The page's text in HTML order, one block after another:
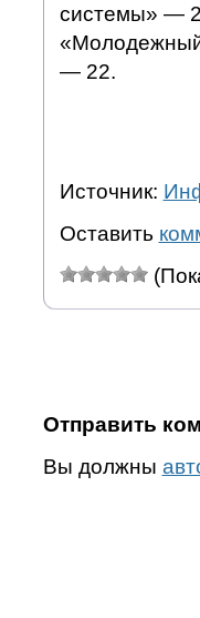
системы» —
«Молодежный
— 22.
Источник:
Оставить
Отправить
Вы должны